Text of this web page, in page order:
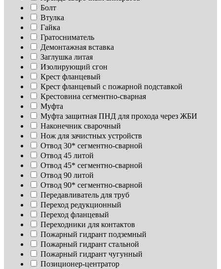
Болт
Втулка
Гайка
Гратосниматель
Демонтажная вставка
Заглушка литая
Изoлирующий сгон
Крест фланцевый
Крест фланцевый с пожарной подставкой
Крестовина сегментно-сварная
Муфта
Муфта защитная ПНД для прохода через ЖБИ
Наконечник сварочный
Нож для зачистных устройств
Отвод 30* сегментно-сварной
Отвод 45 литой
Отвод 45* сегментно-сварной
Отвод 90 литой
Отвод 90* сегментно-сварной
Передавливатель для труб
Переход редукционный
Переход фланцевый
Переходники для контактов
Пожарный гидрант подземный
Пожарный гидрант стальной
Пожарный гидрант чугунный
Позиционер-центратор